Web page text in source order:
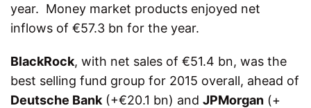
year. Money market products enjoyed net
inflows of €57.3 bn for the year.
BlackRock, with net sales of €51.4 bn, was the
best selling fund group for 2015 overall, ahead of
Deutsche Bank (+€20.1 bn) and JPMorgan (+